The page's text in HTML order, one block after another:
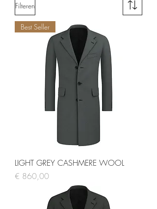
Filteren
Best Seller
LIGHT GREY CASHMERE WOOL
Prijs
€ 860,00